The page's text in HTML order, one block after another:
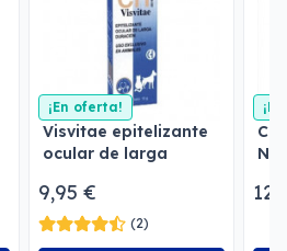
¡En oferta!
Visvitae epitelizante
ocular de larga
9,95 €
(2)